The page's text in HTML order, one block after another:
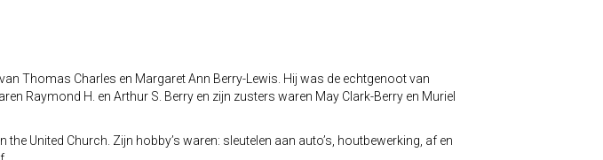
Thomas Charles en Margaret Ann Berry-Lewis. Hij was de echtgenoot van
Raymond H. en Arthur S. Berry en zijn zusters waren May Clark-Berry en Muriel
United Church. Zijn hobby’s waren: sleutelen aan auto’s, houtbewerking, af en